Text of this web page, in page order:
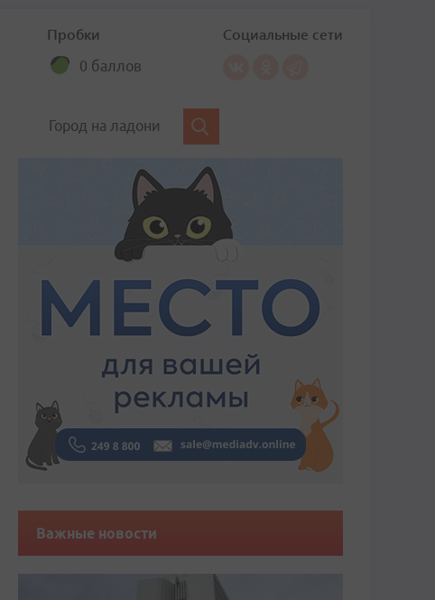
Пробки
0 баллов
Социальные сети
Город на ладони
Важные новости